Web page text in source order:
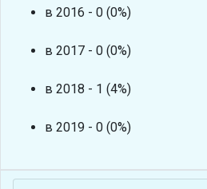
в 2016 - 0 (0%)
в 2017 - 0 (0%)
в 2018 - 1 (4%)
в 2019 - 0 (0%)